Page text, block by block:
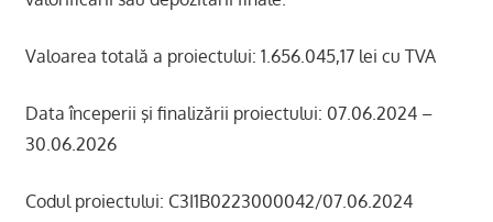
Valoarea totală a proiectului: 1.656.045,17 lei cu TVA
Data începerii şi finalizării proiectului: 07.06.2024 –
30.06.2026
Codul proiectului: C3I1B0223000042/07.06.2024